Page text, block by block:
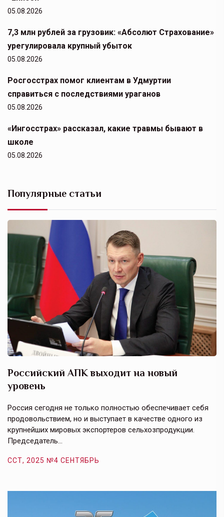
05.08.2026
7,3 млн рублей за грузовик: «Абсолют Страхование»
урегулировала крупный убыток
05.08.2026
Росгосстрах помог клиентам в Удмуртии
справиться с последствиями ураганов
05.08.2026
«Ингосстрах» рассказал, какие травмы бывают в
школе
05.08.2026
Популярные статьи
Российский АПК выходит на новый
уровень
Россия сегодня не только полностью обеспечивает себя
продовольствием, но и выступает в качестве одного из
крупнейших мировых экспортеров сельхозпродукции.
Председатель…
ССТ, 2025 №4 СЕНТЯБРЬ